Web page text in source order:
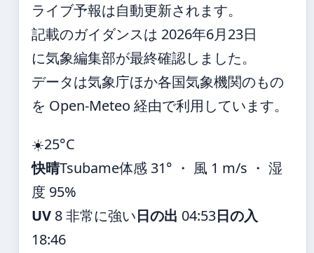
ライブ予報は自動更新されます。
記載のガイダンスは 2026年6月23日
に気象編集部が最終確認しました。
データは気象庁ほか各国気象機関のもの
を Open-Meteo 経由で利用しています。
☀️25°C
快晴Tsubame体感 31° ・ 風 1 m/s ・ 湿
度 95%
UV 8 非常に強い日の出 04:53日の入
18:46